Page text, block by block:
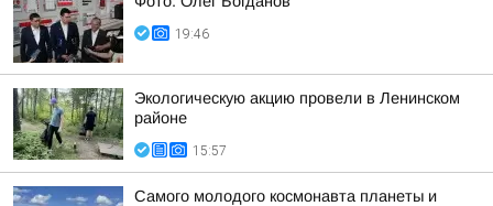
19:46
Экологическую акцию провели в Ленинском
районе
15:57
Самого молодого космонавта планеты и